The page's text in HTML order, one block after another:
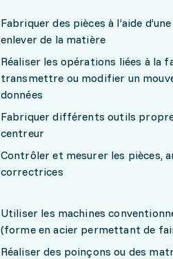
Fabriquer des pièces à l’aide
enlever de la matière
Réaliser les opérations liées à la
transmettre ou modifier un
données
Fabriquer différents outils
centreur
Contrôler et mesurer les pièces,
correctrices
Utiliser les machines
(forme en acier permettant de
Réaliser des poinçons ou des